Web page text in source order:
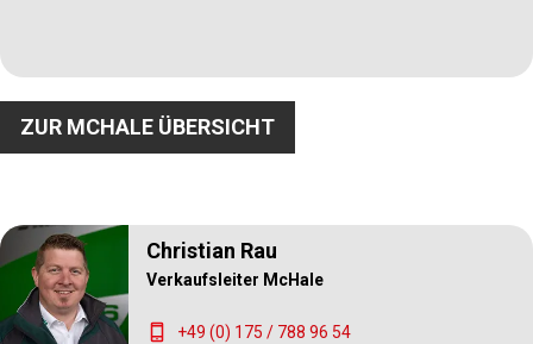
ZUR MCHALE ÜBERSICHT
Christian Rau
Verkaufsleiter McHale
+49 (0) 175 / 788 96 54